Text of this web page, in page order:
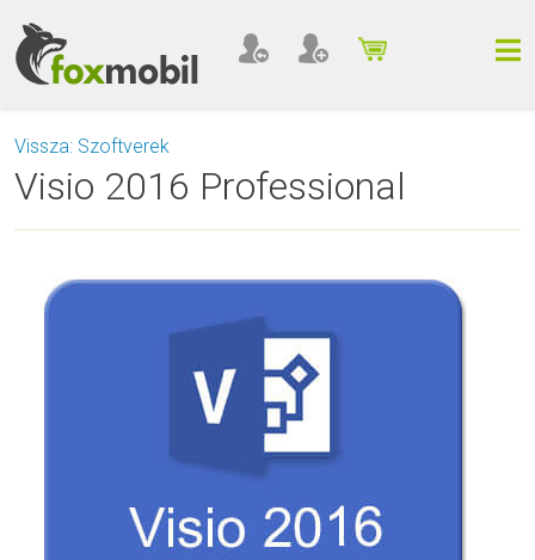
Vissza: Szoftverek
Visio 2016 Professional